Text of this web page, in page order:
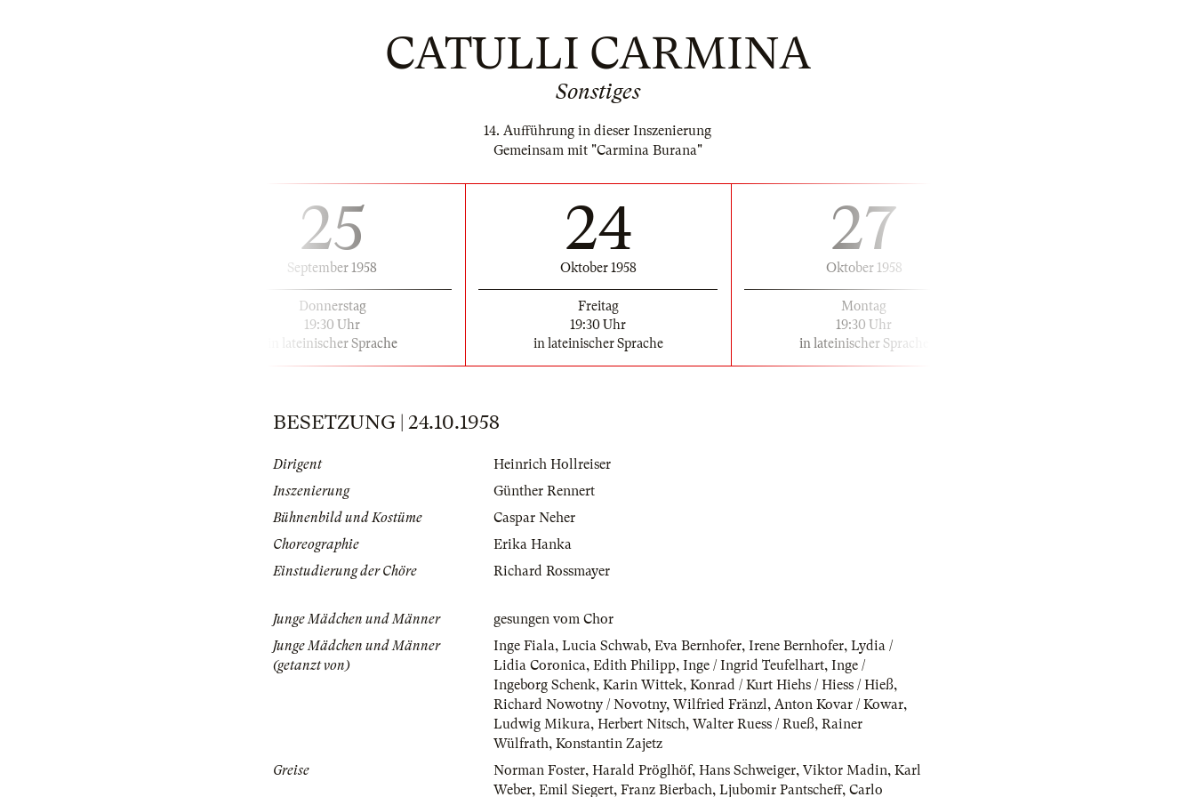
CATULLI CARMINA
Sonstiges
14. Aufführung in dieser Inszenierung
Gemeinsam mit "Carmina Burana"
25
September 1958
Donnerstag
19:30 Uhr
in lateinischer Sprache
24
Oktober 1958
Freitag
19:30 Uhr
in lateinischer Sprache
27
Oktober 1958
Montag
19:30 Uhr
in lateinischer Sprache
BESETZUNG | 24.10.1958
Dirigent
Heinrich Hollreiser
Inszenierung
Günther Rennert
Bühnenbild und Kostüme
Caspar Neher
Choreographie
Erika Hanka
Einstudierung der Chöre
Richard Rossmayer
Junge Mädchen und Männer
gesungen vom Chor
Junge Mädchen und Männer
(getanzt von)
Inge Fiala, Lucia Schwab, Eva Bernhofer, Irene Bernhofer, Lydia /
Lidia Coronica, Edith Philipp, Inge / Ingrid Teufelhart, Inge /
Ingeborg Schenk, Karin Wittek, Konrad / Kurt Hiehs / Hiess / Hieß,
Richard Nowotny / Novotny, Wilfried Fränzl, Anton Kovar / Kowar,
Ludwig Mikura, Herbert Nitsch, Walter Ruess / Rueß, Rainer
Wülfrath, Konstantin Zajetz
Greise
Norman Foster, Harald Pröglhöf, Hans Schweiger, Viktor Madin, Karl
Weber, Emil Siegert, Franz Bierbach, Ljubomir Pantscheff, Carlo